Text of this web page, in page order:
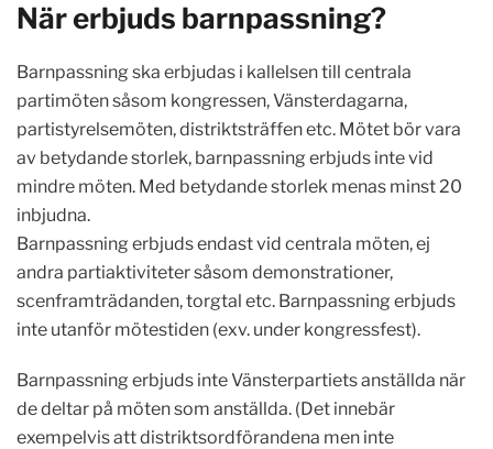
När erbjuds barnpassning?
Barnpassning ska erbjudas i kallelsen till centrala
partimöten såsom kongressen, Vänsterdagarna,
partistyrelsemöten, distriktsträffen etc. Mötet bör vara
av betydande storlek, barnpassning erbjuds inte vid
mindre möten. Med betydande storlek menas minst 20
inbjudna.
Barnpassning erbjuds endast vid centrala möten, ej
andra partiaktiviteter såsom demonstrationer,
scenframträdanden, torgtal etc. Barnpassning erbjuds
inte utanför mötestiden (exv. under kongressfest).
Barnpassning erbjuds inte Vänsterpartiets anställda när
de deltar på möten som anställda. (Det innebär
exempelvis att distriktsordförandena men inte